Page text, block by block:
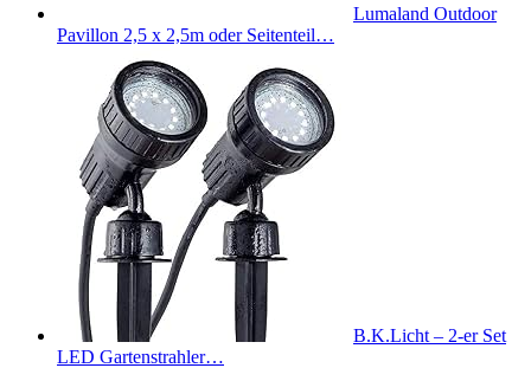
Lumaland Outdoor
Pavillon 2,5 x 2,5m oder Seitenteil…
B.K.Licht – 2-er Set
LED Gartenstrahler…